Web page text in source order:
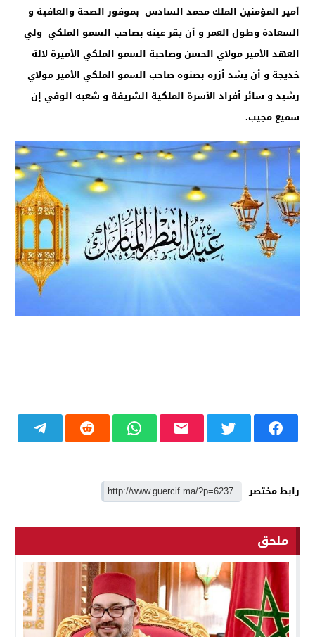
أمير المؤمنين الملك محمد السادس بموفور الصحة والعافية و
السعادة وطول العمر و أن يقر عينه بصاحب السمو الملكي ولي
العهد الأمير مولاي الحسن وصاحبة السمو الملكي الأميرة لالة
خديجة و أن يشد أزره بصنوه صاحب السمو الملكي الأمير مولاي
رشيد و سائر أفراد الأسرة الملكية الشريفة و شعبه الوفي إن
سميع مجيب.
رابط مختصر
ملحق